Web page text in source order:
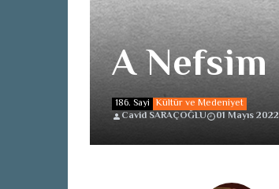
A Nefsim
186. Sayi Kültür ve Medeniyet
Cavid SARAÇOĞLU
01 Mayıs 2022